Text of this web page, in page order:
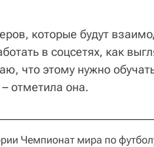
которые будут
в соцсетях, как
что этому нужно
отметила она.
Чемпионат мира по